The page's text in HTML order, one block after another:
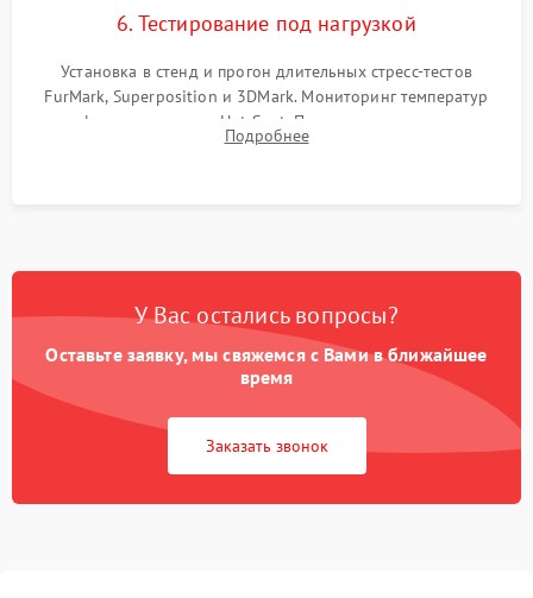
6. Тестирование под нагрузкой
Установка в стенд и прогон длительных стресс-тестов
FurMark, Superposition и 3DMark. Мониторинг температур
графического чипа и Hot Spot. Проверка на отсутствие
артефактов изображения, вылетов драйвера и зависаний.
Подробнее
У Вас остались вопросы?
Оставьте заявку, мы свяжемся с Вами в ближайшее
время
Заказать звонок